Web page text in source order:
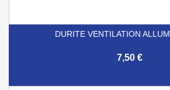
DURITE VENTILATION
7,50 €